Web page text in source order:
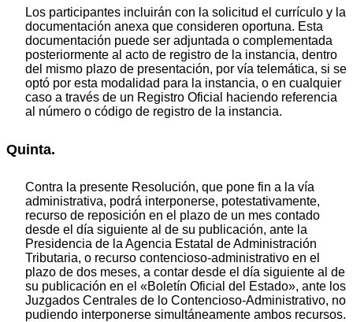
Los participantes incluirán con la solicitud el currículo y la
documentación anexa que consideren oportuna. Esta
documentación puede ser adjuntada o complementada
posteriormente al acto de registro de la instancia, dentro
del mismo plazo de presentación, por vía telemática, si se
optó por esta modalidad para la instancia, o en cualquier
caso a través de un Registro Oficial haciendo referencia
al número o código de registro de la instancia.
Quinta.
Contra la presente Resolución, que pone fin a la vía
administrativa, podrá interponerse, potestativamente,
recurso de reposición en el plazo de un mes contado
desde el día siguiente al de su publicación, ante la
Presidencia de la Agencia Estatal de Administración
Tributaria, o recurso contencioso-administrativo en el
plazo de dos meses, a contar desde el día siguiente al de
su publicación en el «Boletín Oficial del Estado», ante los
Juzgados Centrales de lo Contencioso-Administrativo, no
pudiendo interponerse simultáneamente ambos recursos.